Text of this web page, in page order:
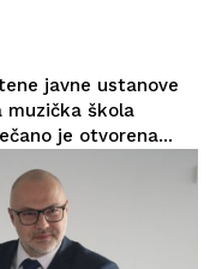
javne ustanove
muzička škola
je otvorena...